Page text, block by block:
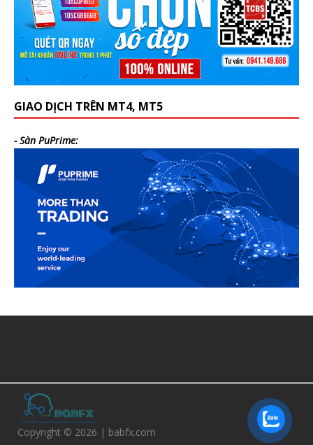
GIAO DỊCH TRÊN MT4, MT5
- Sàn PuPrime:
Copyright © 2026 | babfx.com